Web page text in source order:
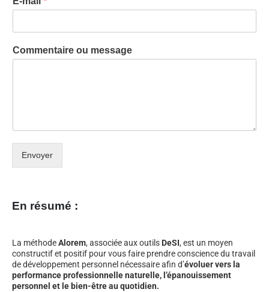
Commentaire ou message
Envoyer
En résumé :
La méthodeAlorem, associée aux outils DeSI, est un moyen
constructif et positif pour vous faire prendre conscience du travail
de développement personnel nécessaire afin d’évoluer vers la
performance professionnelle naturelle, l’épanouissement
personnel et le bien-être au quotidien.